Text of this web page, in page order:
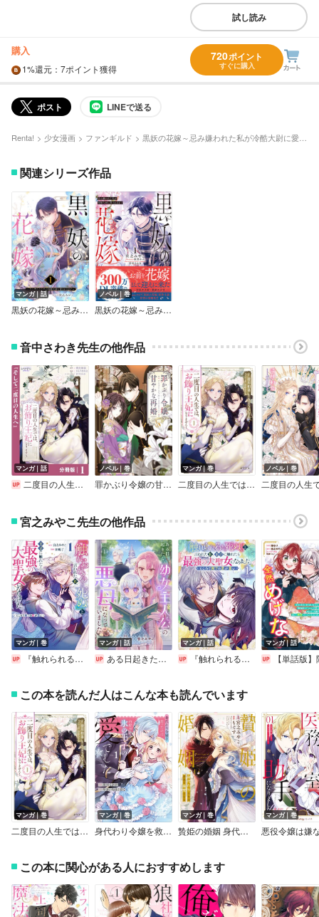
試し読み
購入
1%還元 ：7ポイント獲得
720ポイント
すぐに購入
ポスト LINEで送る
Renta! 少女漫画 ファンギルド
関連シリーズ作品
マンガ｜話
黒妖の花嫁～忌み嫌われた私が冷酷大尉に愛されるまで～
ノベル｜巻
黒妖の花嫁～忌み嫌われた私が冷酷大尉に愛されるまで～
音中さわき先生の他作品
マンガ｜話
二度目の人生では、お飾り王妃になりません！【分冊版】
ノベル｜巻
罪かぶり令嬢の甘やかな再婚
マンガ｜巻
二度目の人生では、お飾り王妃になりません！
ノベル｜巻
宮之みやこ先生の他作品
マンガ｜巻
『触れられると死ぬ』と言われた私、王子に触れたら最強の大聖女になりました。ところで殿下の愛が重い【デジタル版限定特典付き】
マンガ｜話
ある日起きたら、幼女主人公の悪母になっていました【連載版】
マンガ｜話
『触れられると死ぬ』と言われた私、王子に触れたら最強の大聖女になりました。ところで殿下の愛が重い【分冊版】
マンガ｜話
【単話版】隠れ才女は全然めげない ～義母と義妹に家を追い出されたので婚約破棄してもらおうと思ったら、紳士だった婚約者が激しく溺愛し
この本を読んだ人はこんな本も読んでいます
マンガ｜巻
二度目の人生では、お飾り王妃になりません！
マンガ｜巻
身代わり令嬢を救ったのは冷酷無慈悲な氷の王子の愛でした【単行本版】
マンガ｜巻
贄姫の婚姻 身代わり王女は帝国で最愛となる【コミックス版】【イラスト特典付】
マンガ｜巻
この本に関心がある人におすすめします